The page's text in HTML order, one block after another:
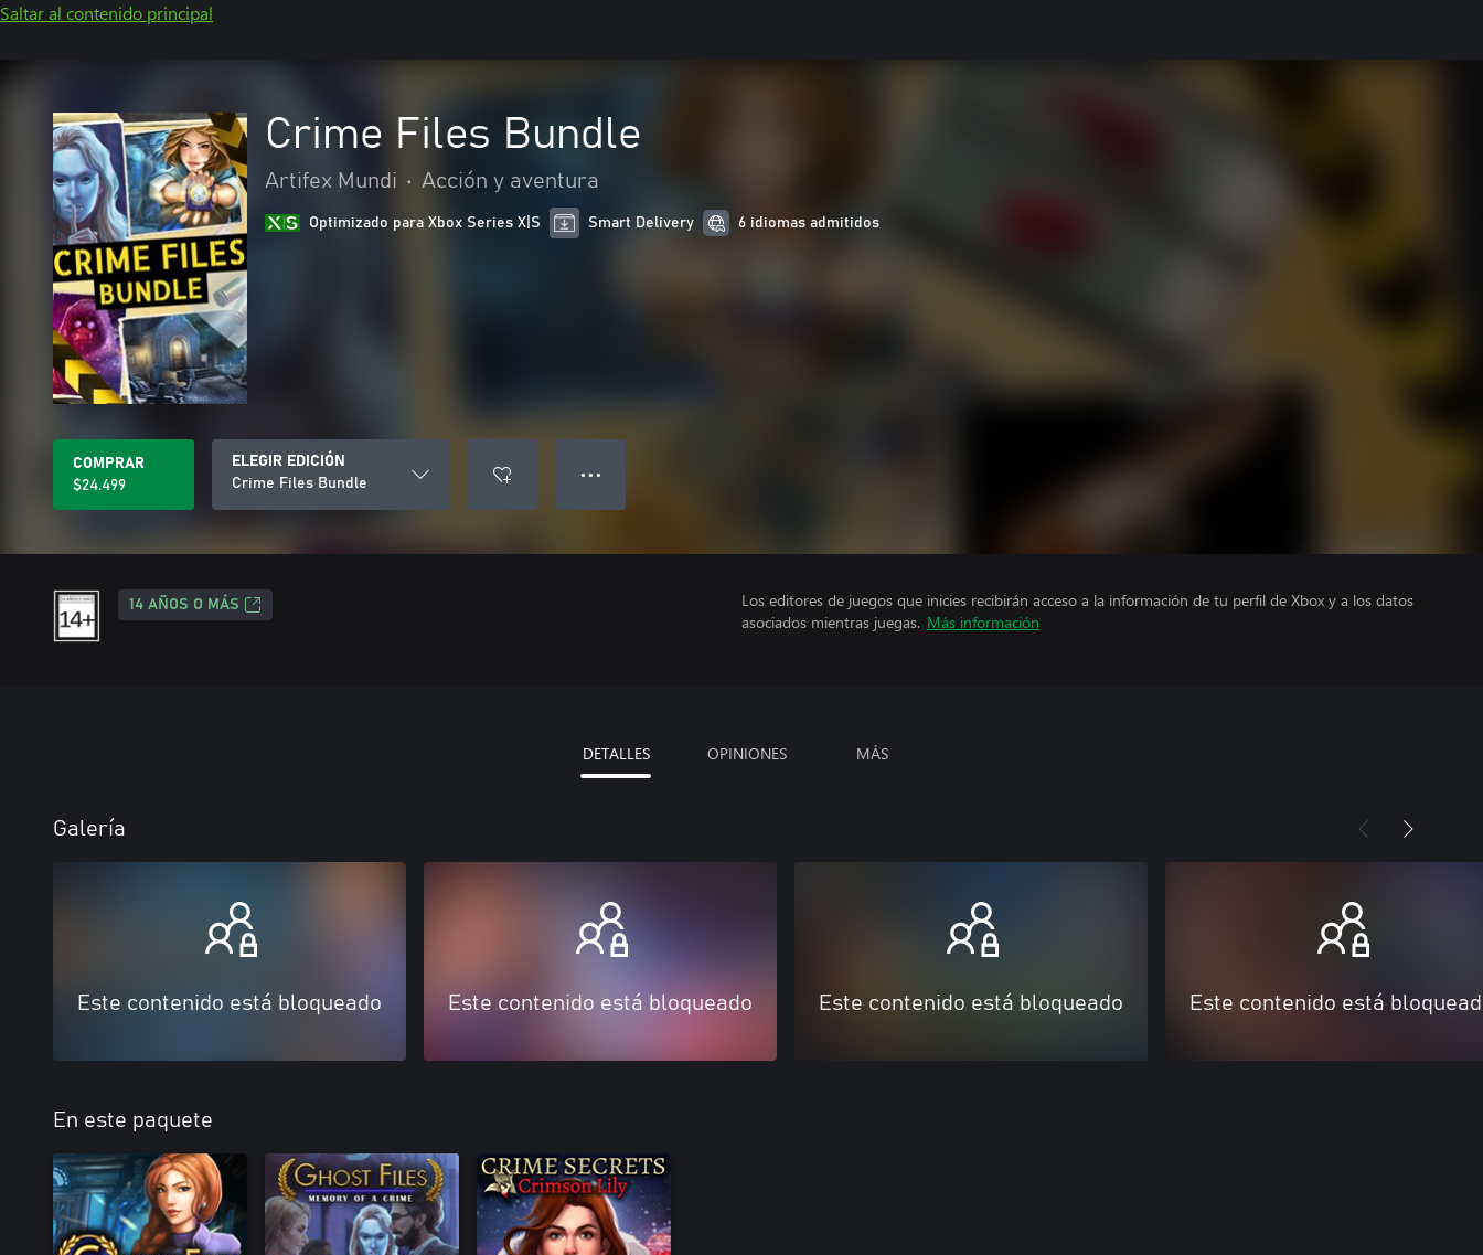
Saltar al contenido principal
Crime Files Bundle
Artifex Mundi • Acción y aventura
Optimizado para Xbox Series X|S Smart Delivery 6 idiomas admitidos
COMPRAR
$24.499
ELEGIR EDICIÓN
Crime Files Bundle
● ● ●
14 AÑOS O MÁS
Los editores de juegos que inicies recibirán acceso a la información de tu perfil de Xbox y a los datos
asociados mientras juegas. Más información
DETALLES OPINIONES MÁS
Galería
Este contenido está bloqueado Este contenido está bloqueado Este contenido está bloqueado Este contenido está
En este paquete